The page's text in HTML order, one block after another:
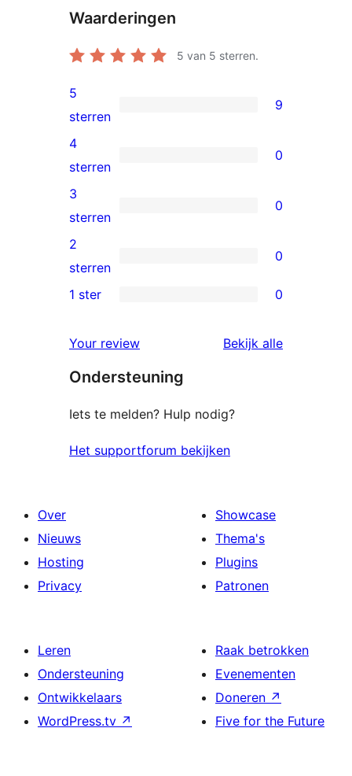
Waarderingen
5 van 5 sterren.
9
5
sterren
beoordelingen
5
sterren
9
0
4
sterren
beoordelingen
4
sterren
0
0
3
sterren
beoordelingen
3
sterren
0
0
2
beoordelingen
2
sterren
0
sterren
beoordelingen
1 ster 0
Your review Bekijk alle
Ondersteuning
Iets te melden? Hulp nodig?
Het supportforum bekijken
Over
Nieuws
Hosting
Privacy
Showcase
Thema's
Plugins
Patronen
Leren
Ondersteuning
Ontwikkelaars
WordPress.tv ↗
Raak betrokken
Evenementen
Doneren ↗
Five for the Future